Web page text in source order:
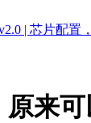
| 芯片配置
来可